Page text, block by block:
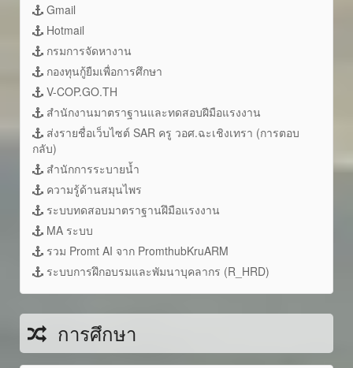
Gmail
Hotmail
กรมการจัดหางาน
กองทุนกู้ยืมเพื่อการศึกษา
V-COP.GO.TH
สำนักงานมาตราฐานและทดสอบฝีมือแรงงาน
ส่งรายชื่อเว็บไซต์ SAR ครู วอศ.ฉะเชิงเทรา (การตอบ
กลับ)
สำนักการระบายน้ำ
ความรู้ด้านสมุนไพร
ระบบทดสอบมาตราฐานฝึมือแรงงาน
MA ระบบ
รวม Promt AI จาก PromthubKruARM
ระบบการฝึกอบรมและพัมนาบุคลากร (R_HRD)
การศึกษา